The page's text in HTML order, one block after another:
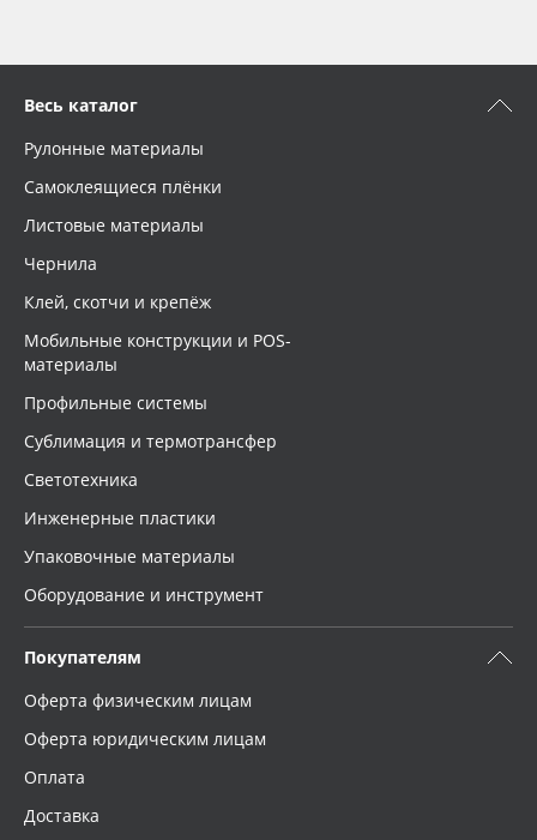
Весь каталог
Рулонные материалы
Самоклеящиеся плёнки
Листовые материалы
Чернила
Клей, скотчи и крепёж
Мобильные конструкции и POS-
материалы
Профильные системы
Сублимация и термотрансфер
Светотехника
Инженерные пластики
Упаковочные материалы
Оборудование и инструмент
Покупателям
Оферта физическим лицам
Оферта юридическим лицам
Оплата
Доставка